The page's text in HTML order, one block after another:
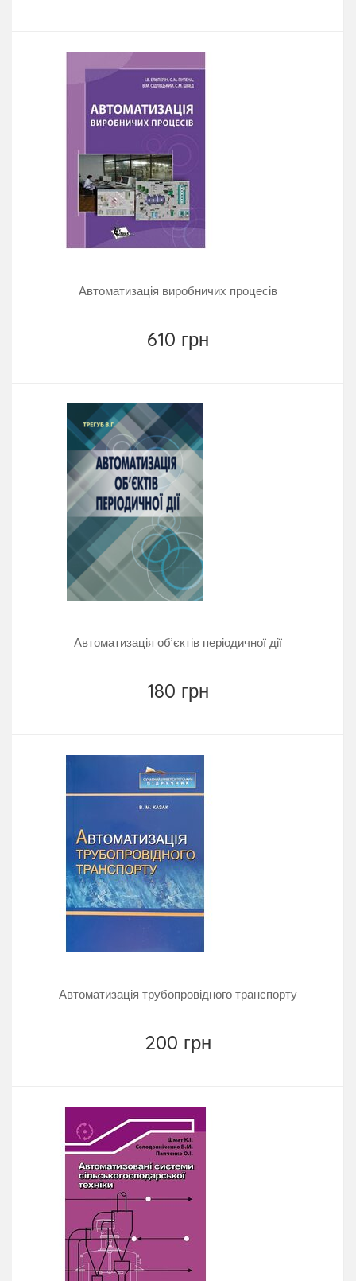
Автоматизація виробничих процесів
610 грн
Автоматизація об’єктів періодичної дії
180 грн
Автоматизація трубопровідного транспорту
200 грн